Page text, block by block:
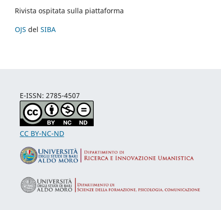
Rivista ospitata sulla piattaforma
OJS del SIBA
E-ISSN: 2785-4507
CC BY-NC-ND